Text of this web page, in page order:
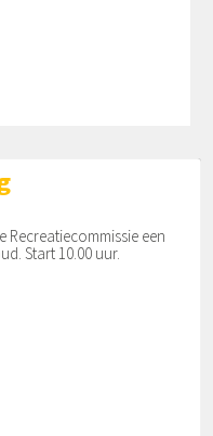
een
Start 10.00 uur.